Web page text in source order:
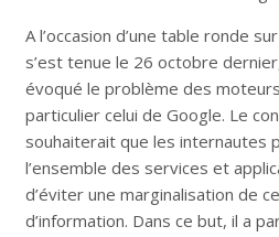
A l’occasion d’une table ronde
s’est tenue le 26 octobre
évoqué le problème des
particulier celui de Google. Le
souhaiterait que les internautes
l’ensemble des services et
d’éviter une marginalisation de
d’information. Dans ce but, il a